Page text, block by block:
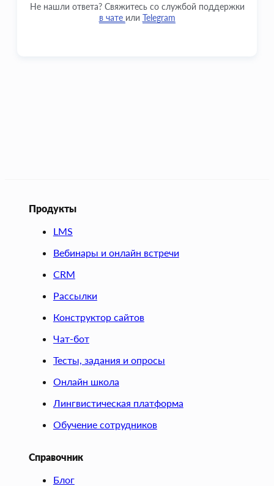
Не нашли ответа? Свяжитесь со службой поддержки
в чате или Telegram
Продукты
LMS
Вебинары и онлайн встречи
CRM
Рассылки
Конструктор сайтов
Чат-бот
Тесты, задания и опросы
Онлайн школа
Лингвистическая платформа
Обучение сотрудников
Справочник
Блог